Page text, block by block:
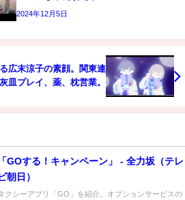
2024年12月5日
広末涼子の素顔。関東連
皿プレイ、薬、枕営業。
「GOする！キャンペーン」 - 全力坂（テレ
ビ朝日）
クシーアプリ「GO」を紹介。オプションサービスの